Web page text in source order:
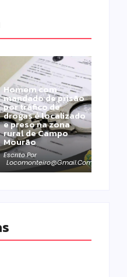
Homem com
mandado de prisão
por tráfico de
drogas é localizado
e preso na zona
rural de Campo
Mourão
Escrito Por
Locomonteiro@gmail.com